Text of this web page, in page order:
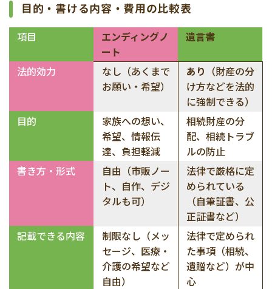
目的・書ける内容・費用の比較表
項目
エンディングノ
ート
遺言書
法的効力
なし（あくまで
お願い・希望）
あり （財産の分
け方などを法的
に強制できる）
目的
家族への想い、
希望、情報伝
達、負担軽減
相続財産の分
配、相続トラブ
ルの防止
書き方・形式
自由（市販ノー
ト、自作、デジ
タルも可）
法律で厳格に定
められている
（自筆証書、公
正証書など）
記載できる内容
制限なし（メッ
セージ、医療・
介護の希望など
自由）
法律で定められ
た事項（相続、
遺贈など）が中
心